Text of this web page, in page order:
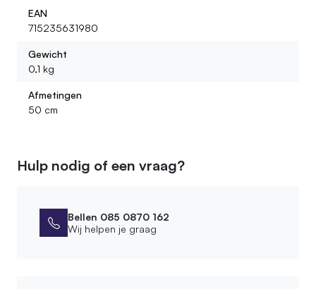
EAN
715235631980
Gewicht
0,1 kg
Afmetingen
50 cm
Hulp nodig of een vraag?
Bellen 085 0870 162
Wij helpen je graag